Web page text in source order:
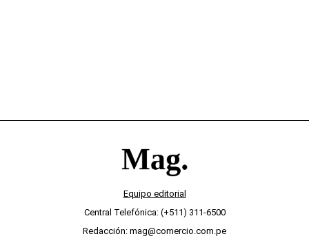
Equipo editorial
Central Telefónica: (+511) 311-6500
Redacción: mag@comercio.com.pe